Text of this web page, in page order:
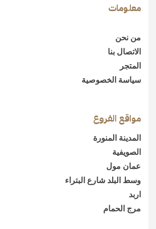
معلومات
من نحن
الاتصال بنا
المتجر
سياسة الخصوصية
مواقع الفروع
المدينة المنورة
الصويفية
عمان مول
وسط البلد شارع البتراء
اربد
مرج الحمام